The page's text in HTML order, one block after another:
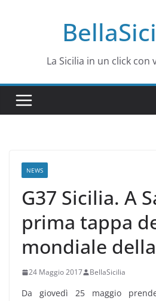
La Sicilia in un click con
NEWS
G37 Sicilia. A
prima tappa
mondiale
24 Maggio 2017 BellaSicilia
Da giovedì 25 maggio